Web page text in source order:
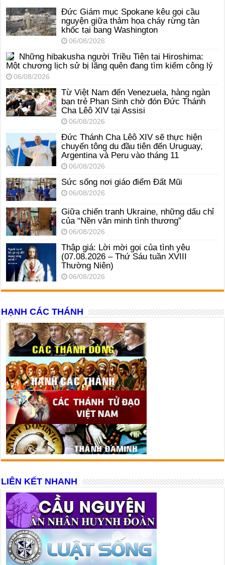
Đức Giám mục Spokane kêu gọi cầu
nguyện giữa thảm họa cháy rừng tàn
khốc tại bang Washington
06/08/2026
Những hibakusha người Triều Tiên tại Hiroshima:
Một chương lịch sử bị lãng quên đang tìm kiếm công lý
06/08/2026
Từ Việt Nam đến Venezuela, hàng ngàn
bạn trẻ Phan Sinh chờ đón Đức Thánh
Cha Lêô XIV tại Assisi
06/08/2026
Đức Thánh Cha Lêô XIV sẽ thực hiện
chuyến tông du đầu tiên đến Uruguay,
Argentina và Peru vào tháng 11
06/08/2026
Sức sống nơi giáo điểm Đất Mũi
06/08/2026
Giữa chiến tranh Ukraine, những dấu chỉ
của “Nền văn minh tình thương”
06/08/2026
Thập giá: Lời mời gọi của tình yêu
(07.08.2026 – Thứ Sáu tuần XVIII
Thường Niên)
06/08/2026
HẠNH CÁC THÁNH
LIÊN KẾT NHANH